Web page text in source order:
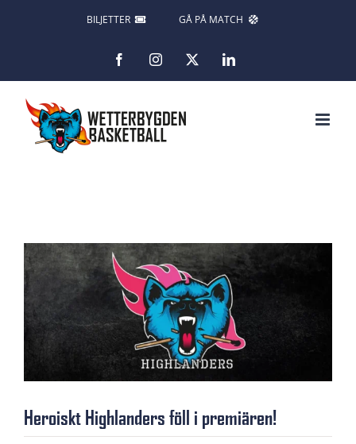
BILJETTER GÅ PÅ MATCH
FacebookInstagram LinkedIn
Visa
större
bild
Heroiskt Highlanders föll i premiären!